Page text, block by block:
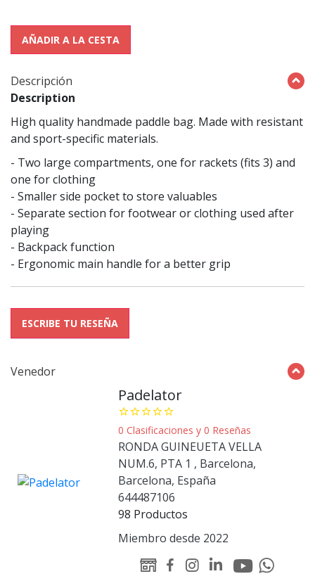
AÑADIR A LA CESTA
Descripción
Description
High quality handmade paddle bag. Made with resistant
and sport-specific materials.
- Two large compartments, one for rackets (fits 3) and
one for clothing
- Smaller side pocket to store valuables
- Separate section for footwear or clothing used after
playing
- Backpack function
- Ergonomic main handle for a better grip
ESCRIBE TU RESEÑA
Venedor
Padelator
star_borderstar_borderstar_borderstar_borderstar_border
0 Clasificaciones y 0 Reseñas
RONDA GUINEUETA VELLA
NUM.6, PTA 1 , Barcelona,
Barcelona, España
644487106
98 Productos
Miembro desde 2022
WEB
Facebook
Instagram
Linked-Youtube
Padelator
Whatsapp